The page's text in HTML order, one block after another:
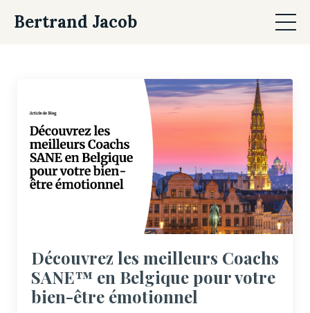
Bertrand Jacob
Découvrez les meilleurs Coachs
SANE™ en Belgique pour votre
bien-être émotionnel